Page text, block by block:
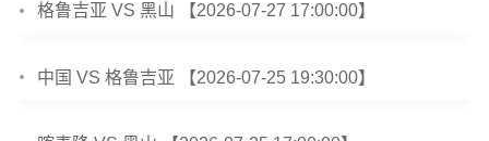
格鲁吉亚 VS 黑山 【2026-07-27 17:00:00】
中国 VS 格鲁吉亚 【2026-07-25 19:30:00】